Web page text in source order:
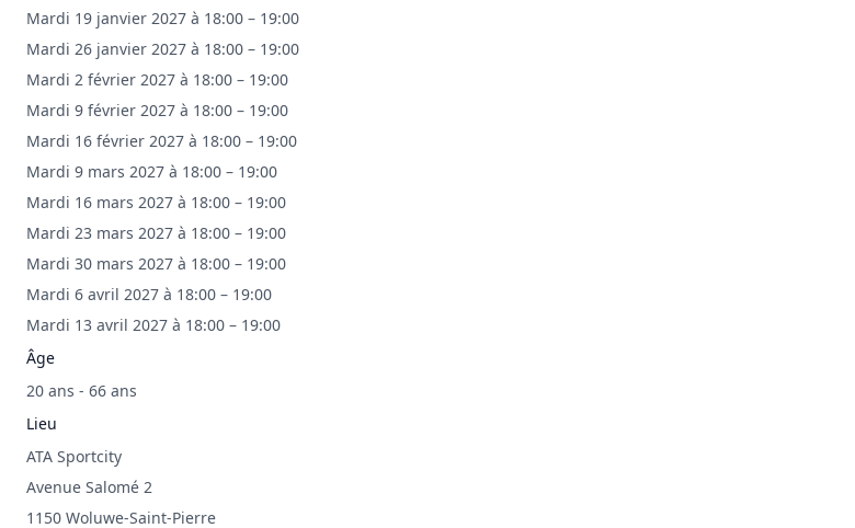
Mardi 19 janvier 2027 à 18:00 – 19:00
Mardi 26 janvier 2027 à 18:00 – 19:00
Mardi 2 février 2027 à 18:00 – 19:00
Mardi 9 février 2027 à 18:00 – 19:00
Mardi 16 février 2027 à 18:00 – 19:00
Mardi 9 mars 2027 à 18:00 – 19:00
Mardi 16 mars 2027 à 18:00 – 19:00
Mardi 23 mars 2027 à 18:00 – 19:00
Mardi 30 mars 2027 à 18:00 – 19:00
Mardi 6 avril 2027 à 18:00 – 19:00
Mardi 13 avril 2027 à 18:00 – 19:00
Âge
20 ans - 66 ans
Lieu
ATA Sportcity
Avenue Salomé 2
1150 Woluwe-Saint-Pierre